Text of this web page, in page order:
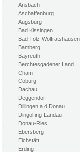
Ansbach
Aschaffenburg
Augsburg
Bad Kissingen
Bad Tölz-Wolfratshausen
Bamberg
Bayreuth
Berchtesgadener Land
Cham
Coburg
Dachau
Deggendorf
Dillingen a.d.Donau
Dingolfing-Landau
Donau-Ries
Ebersberg
Eichstätt
Erding